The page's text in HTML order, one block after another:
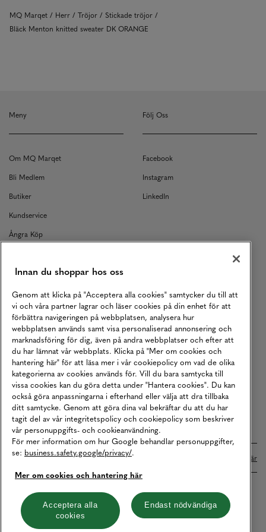
MQ Marqet Herr Tröjor
Stickade tröjor
Bläck Menton knitted sweater DK ORANGE
Meny
Om MQ Marqet
Bli Medlem
Butiker
Kundservice
Ångra Köp
Returer
Köpvillkor
Karriär
Vårt Ansvar
Våra Tjänster
Press
Studentrabatt
B2B
Tillgänglighetsredogörelse
Följ Oss
Facebook
Instagram
LinkedIn
Betalningar online sköts i samarbete med Klarna. Läs mer här
Cookies Integritetspolicy
Hantera cookies
Innan du shoppar hos oss
Genom att klicka på "Acceptera alla cookies" samtycker du till att
vi och våra partner lagrar och läser cookies på din enhet för att
förbättra navigeringen på webbplatsen, analysera hur
webbplatsen används samt visa personaliserad annonsering och
marknadsföring för dig, även på andra webbplatser och efter att
du har lämnat vår webbplats. Klicka på "Mer om cookies och
hantering här" för att läsa mer i vår cookiepolicy om vad de olika
kategorierna av cookies används för. Vill du bara samtycka till
vissa cookies kan du göra detta under "Hantera cookies". Du kan
också göra anpassningarna i efterhand eller välja att dra tillbaka
ditt samtycke. Genom att göra dina val bekräftar du att du har
tagit del av vår integritetspolicy och cookiepolicy som beskriver
vår personuppgifts- och cookieanvändning.
För mer information om hur Google behandlar personuppgifter,
se: business.safety.google/privacy/.
Mer om cookies och hantering här
Acceptera alla
cookies
Endast nödvändiga